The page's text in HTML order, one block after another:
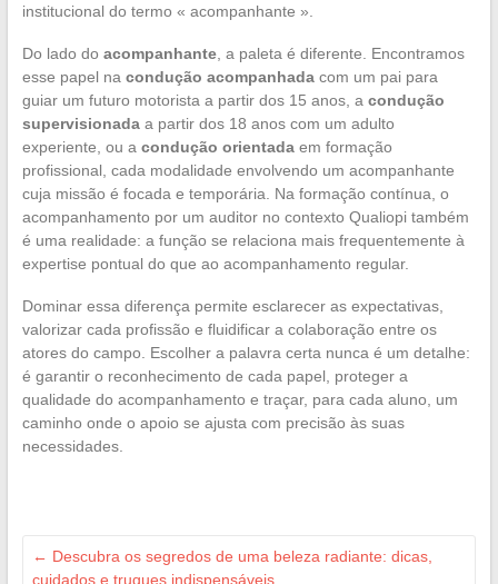
institucional do termo « acompanhante ».
Do lado do acompanhante, a paleta é diferente. Encontramos
esse papel na condução acompanhadacom um pai para
guiar um futuro motorista a partir dos 15 anos, a condução
supervisionadaa partir dos 18 anos com um adulto
experiente, ou a condução orientadaem formação
profissional, cada modalidade envolvendo um acompanhante
cuja missão é focada e temporária. Na formação contínua, o
acompanhamento por um auditor no contexto Qualiopi também
é uma realidade: a função se relaciona mais frequentemente à
expertise pontual do que ao acompanhamento regular.
Dominar essa diferença permite esclarecer as expectativas,
valorizar cada profissão e fluidificar a colaboração entre os
atores do campo. Escolher a palavra certa nunca é um detalhe:
é garantir o reconhecimento de cada papel, proteger a
qualidade do acompanhamento e traçar, para cada aluno, um
caminho onde o apoio se ajusta com precisão às suas
necessidades.
← Descubra os segredos de uma beleza radiante: dicas,
cuidados e truques indispensáveis